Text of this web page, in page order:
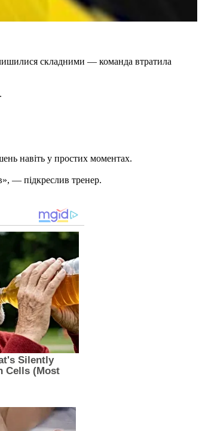
складними — команда втратила
навіть у простих моментах.
— підкреслив тренер.